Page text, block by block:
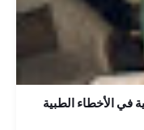
في الأخطاء الطبية